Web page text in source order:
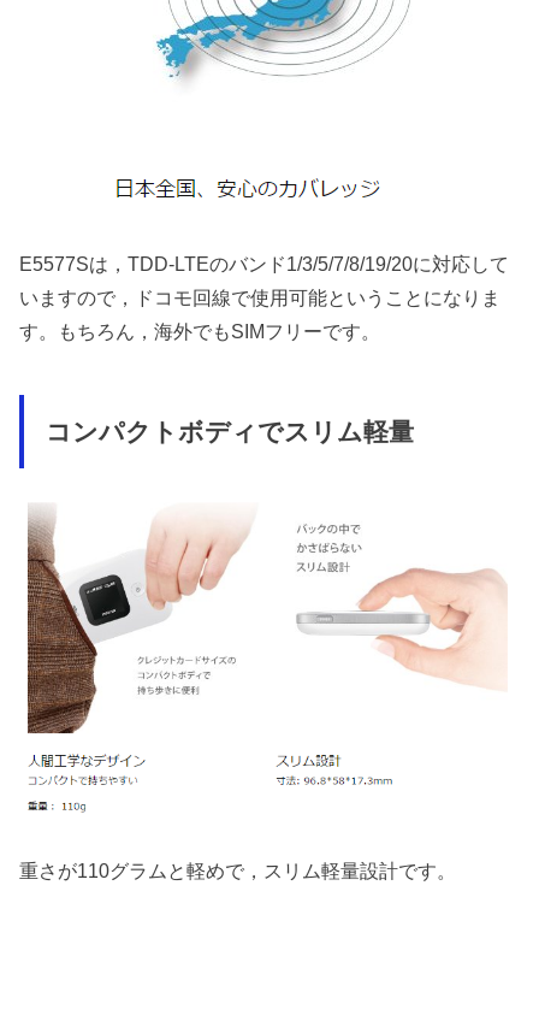
E5577Sは，TDD-LTEのバンド1/3/5/7/8/19/20に対応して
いますので，ドコモ回線で使用可能ということになりま
す。もちろん，海外でもSIMフリーです。
コンパクトボディでスリム軽量
重さが110グラムと軽めで，スリム軽量設計です。